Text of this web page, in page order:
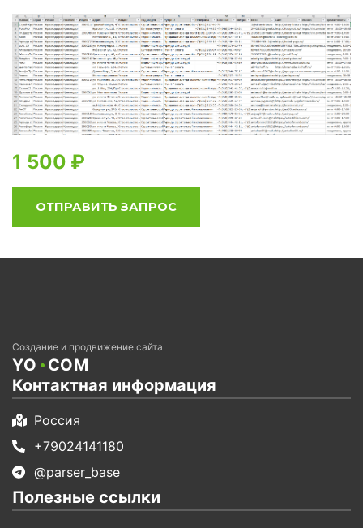
1 500
ОТПРАВИТЬ ЗАПРОС
Создание и продвижение сайта
YO
COM
Контактная информация
Россия
+79024141180
@parser_base
Полезные ссылки